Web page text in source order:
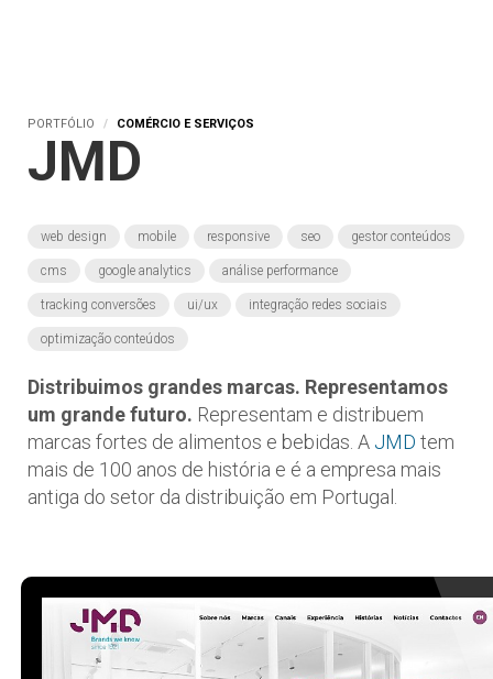
PORTFÓLIO COMÉRCIO E SERVIÇOS
JMD
web design mobile responsive seo gestor conteúdos
cms google analytics análise performance
tracking conversões ui/ux integração redes sociais
optimização conteúdos
Distribuimos grandes marcas. Representamos
um grande futuro. Representam e distribuem
marcas fortes de alimentos e bebidas. A JMD tem
mais de 100 anos de história e é a empresa mais
antiga do setor da distribuição em Portugal.